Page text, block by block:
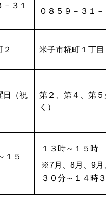
３１
０８５９－３１－
米子市糀町１丁目
日（祝
第２、第４、第
く）
１５
１３ 時～１５時
※7月、8月、9月
３０分～１４時